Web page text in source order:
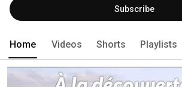
Subscribe
Home Videos Shorts Playlists